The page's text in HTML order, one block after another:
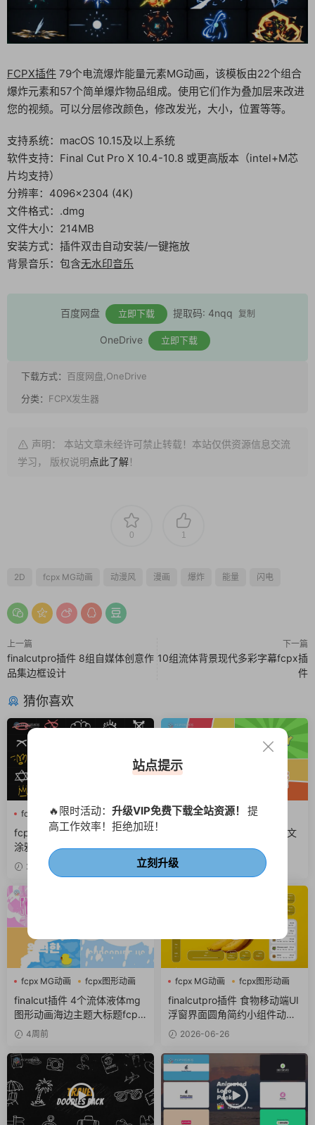
FCPX插件 79个电流爆炸能量元素MG动画，该模板由22个组合
爆炸元素和57个简单爆炸物品组成。使用它们作为叠加层来改进
您的视频。可以分层修改颜色，修改发光，大小，位置等等。
支持系统：macOS 10.15及以上系统
软件支持：Final Cut Pro X 10.4-10.8 或更高版本（intel+M芯
片均支持）
分辨率：4096×2304 (4K)
文件格式：.dmg
文件大小：214MB
安装方式：插件双击自动安装/一键拖放
背景音乐：包含无水印音乐
百度网盘 立即下载 提取码: 4nqq 复制
OneDrive 立即下载
下载方式： 百度网盘,OneDrive
分类： FCPX发生器
声明： 本站文章未经许可禁止转载！本站仅供资源信息交流
学习， 版权说明点此了解！
0 1
2D fcpx MG动画 动漫风 漫画 爆炸 能量 闪电
上一篇
finalcutpro插件 8组自媒体创意作
品集边框设计
下一篇
10组流体背景现代多彩字幕fcpx插
件
猜你喜欢
fcpx MG动画
fcpx卡通
fcpx图形动画
fcpx插件 20个抽象手绘线条
涂鸦视频素材图形动画
2周前
fcpx卡通
fcpx标题
fcpx转场插件 8组动漫卡通文
字漫画标题转场视频过渡
4周前
fcpx MG动画
fcpx图形动画
流体
finalcut插件 4个流体液体mg
图形动画海边主题大标题fcpx
插件4周前
fcpx MG动画
fcpx图形动画
fcpx图标
finalcutpro插件 食物移动端UI
浮窗界面圆角简约小组件动画f
cpx插件
2026-06-26
站点提示
🔥限时活动： 升级VIP免费下载全站资源！ 提
高工作效率！拒绝加班！
立刻升级